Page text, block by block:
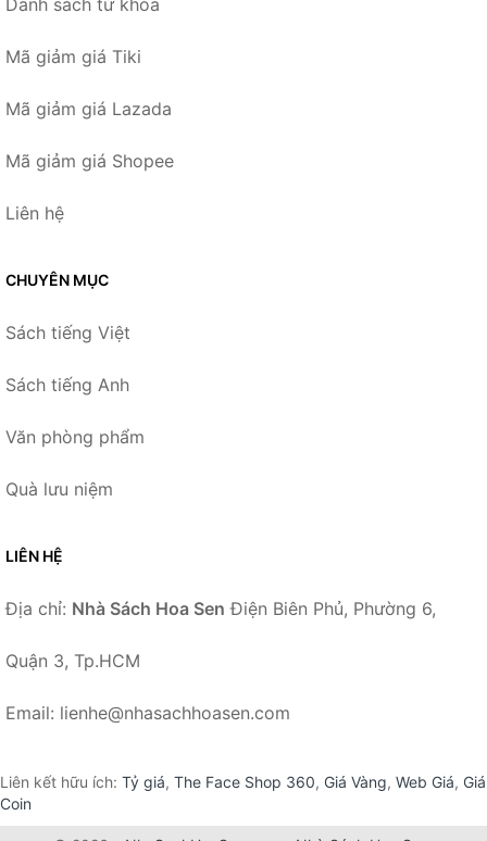
Danh sách từ khóa
Mã giảm giá Tiki
Mã giảm giá Lazada
Mã giảm giá Shopee
Liên hệ
CHUYÊN MỤC
Sách tiếng Việt
Sách tiếng Anh
Văn phòng phẩm
Quà lưu niệm
LIÊN HỆ
Địa chỉ: Nhà Sách Hoa Sen Điện Biên Phủ, Phường 6,
Quận 3, Tp.HCM
Email: lienhe@nhasachhoasen.com
Liên kết hữu ích: Tỷ giá, The Face Shop 360, Giá Vàng, Web Giá, Giá
Coin